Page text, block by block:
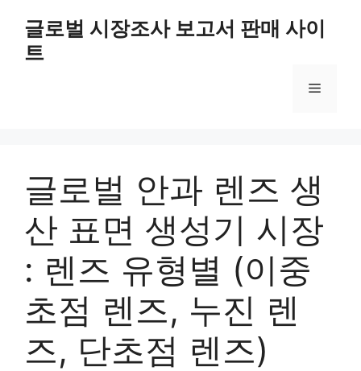
content
글로벌 시장조사 보고서 판매 사이
트
Menu
글로벌 안과 렌즈 생
산 표면 생성기 시장
: 렌즈 유형별 (이중
초점 렌즈, 누진 렌
즈, 단초점 렌즈)